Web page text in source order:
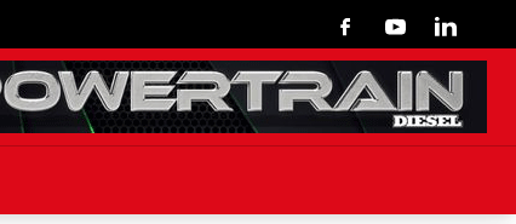
FacebookYoutubeLinkedin